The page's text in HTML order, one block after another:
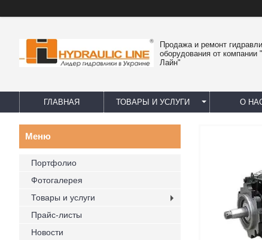
Продажа и ремонт
оборудования от компании
Лайн"
ГЛАВНАЯ ТОВАРЫ И УСЛУГИ О
Портфолио
Фотогалерея
Товары и услуги
Прайс-листы
Новости